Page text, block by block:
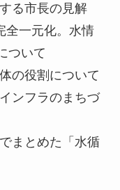
る市長の見解
一元化。水情
ついて
の役割について
ンフラのまちづ
まとめた「水循